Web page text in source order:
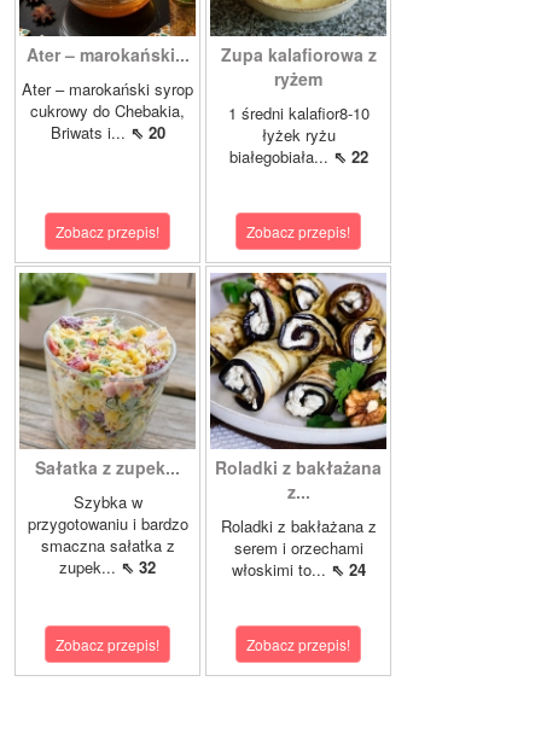
Ater – marokański...
Ater – marokański syrop
cukrowy do Chebakia,
Briwats i... ⇖ 20
Zobacz przepis!
Zupa kalafiorowa z
ryżem
1 średni kalafior8-10
łyżek ryżu
białegobiała... ⇖ 22
Zobacz przepis!
Sałatka z zupek...
Szybka w
przygotowaniu i bardzo
smaczna sałatka z
zupek... ⇖ 32
Zobacz przepis!
Roladki z bakłażana
z...
Roladki z bakłażana z
serem i orzechami
włoskimi to... ⇖ 24
Zobacz przepis!